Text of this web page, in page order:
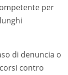
per
di denuncia o
contro